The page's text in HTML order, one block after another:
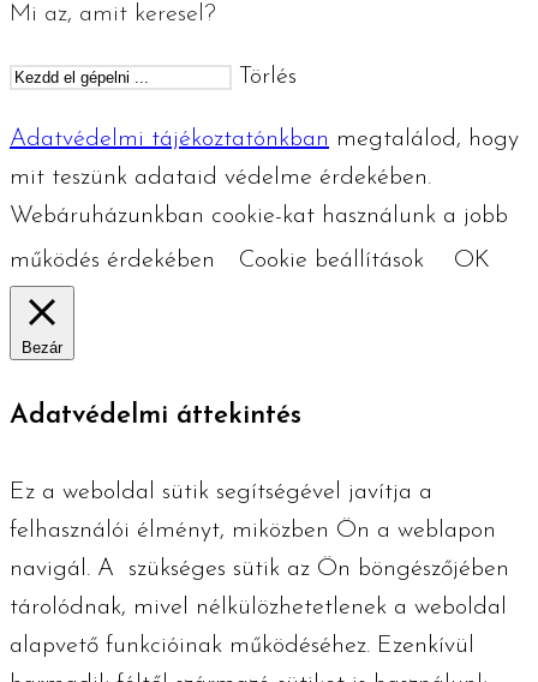
Mi az, amit keresel?
Törlés
Adatvédelmi tájékoztatónkban megtalálod, hogy
mit teszünk adataid védelme érdekében.
Webáruházunkban cookie-kat használunk a jobb
működés érdekében
Cookie beállítások OK
Bezár
Adatvédelmi áttekintés
Ez a weboldal sütik segítségével javítja a
felhasználói élményt, miközben Ön a weblapon
navigál. A szükséges ​​sütik az Ön böngészőjében
tárolódnak, mivel nélkülözhetetlenek a weboldal
alapvető funkcióinak működéséhez. Ezenkívül